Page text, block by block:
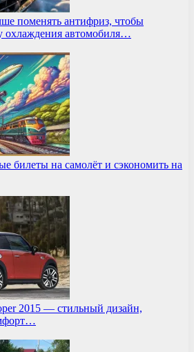
поменять антифриз, чтобы
охлаждения автомобиля…
билеты на самолёт и сэкономить на
2015 — стильный дизайн,